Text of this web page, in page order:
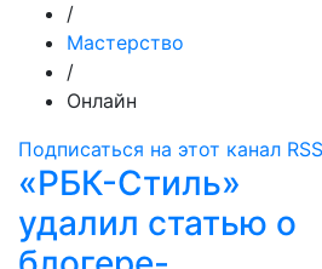
/
Мастерство
/
Онлайн
Подписаться на этот канал RSS
«РБК-Стиль»
удалил статью о